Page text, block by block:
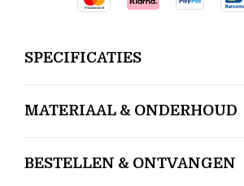
SPECIFICATIES
MATERIAAL & ONDERHOUD
BESTELLEN & ONTVANGEN